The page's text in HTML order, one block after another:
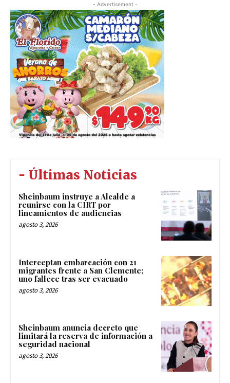
- Advertisement -
- Últimas Noticias
Sheinbaum instruye a Alcalde a
reunirse con la CIRT por
lineamientos de audiencias
agosto 3, 2026
Interceptan embarcación con 21
migrantes frente a San Clemente;
uno fallece tras ser evacuado
agosto 3, 2026
Sheinbaum anuncia decreto que
limitará la reserva de información a
seguridad nacional
agosto 3, 2026